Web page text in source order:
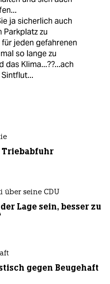
ja sicherlich auch
Parkplatz zu
jeden gefahrenen
so lange zu
das Klima...??...ach
Triebabfuhr
seine CDU
Lage sein, besser zu
gegen Beugehaft